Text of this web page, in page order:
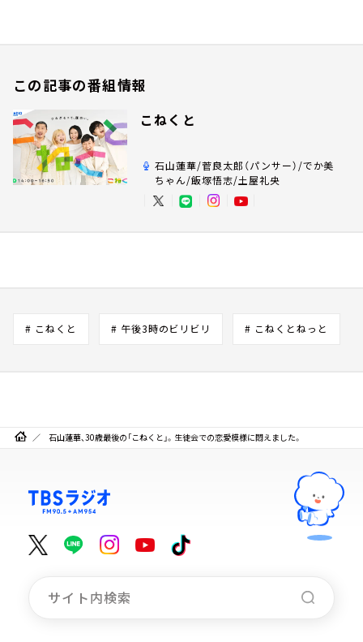
この記事の番組情報
こねくと
石山蓮華/菅良太郎（パンサー）/でか美
ちゃん/飯塚悟志/土屋礼央
# こねくと # 午後3時のビリビリ # こねくとねっと
石山蓮華、30歳最後の「こねくと」。生徒会での恋愛模様に悶えました。